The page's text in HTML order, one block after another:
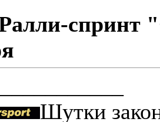
спринт
Шутки